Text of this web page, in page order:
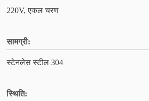
220V, एकल चरण
सामग्री:
स्टेनलेस स्टील 304
स्थिति: